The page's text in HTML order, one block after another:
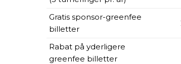
Gratis sponsor-greenfee
billetter
Rabat på yderligere
greenfee billetter